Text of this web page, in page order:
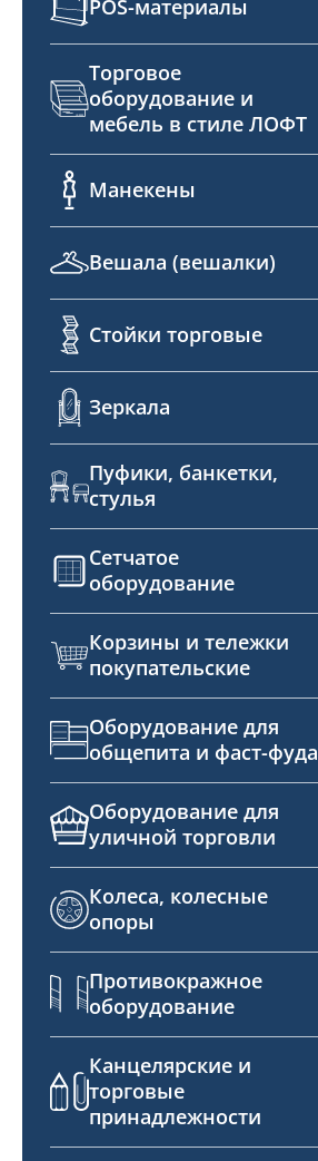
POS-материалы
Торговое
оборудование и
мебель в стиле ЛОФТ
Манекены
Вешала (вешалки)
Стойки торговые
Зеркала
Пуфики, банкетки,
стулья
Сетчатое
оборудование
Корзины и тележки
покупательские
Оборудование для
общепита и фаст-фуда
Оборудование для
уличной торговли
Колеса, колесные
опоры
Противокражное
оборудование
Канцелярские и
торговые
принадлежности